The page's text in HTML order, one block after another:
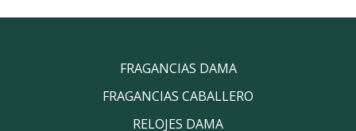
FRAGANCIAS DAMA
FRAGANCIAS CABALLERO
RELOJES DAMA